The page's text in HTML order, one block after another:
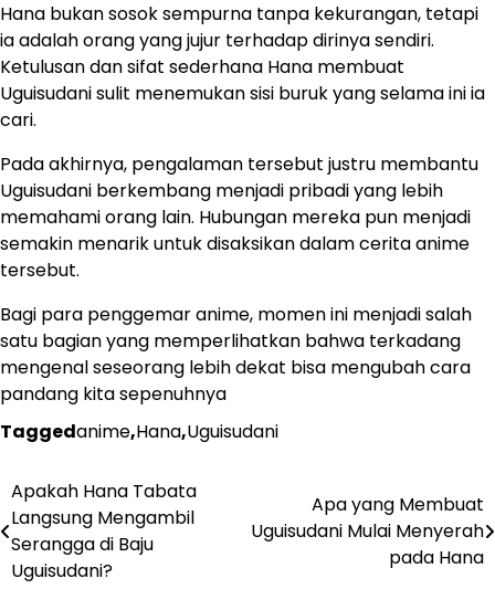
Hana bukan sosok sempurna tanpa kekurangan, tetapi
ia adalah orang yang jujur terhadap dirinya sendiri.
Ketulusan dan sifat sederhana Hana membuat
Uguisudani sulit menemukan sisi buruk yang selama ini ia
cari.
Pada akhirnya, pengalaman tersebut justru membantu
Uguisudani berkembang menjadi pribadi yang lebih
memahami orang lain. Hubungan mereka pun menjadi
semakin menarik untuk disaksikan dalam cerita anime
tersebut.
Bagi para penggemar anime, momen ini menjadi salah
satu bagian yang memperlihatkan bahwa terkadang
mengenal seseorang lebih dekat bisa mengubah cara
pandang kita sepenuhnya
Taggedanime,Hana,Uguisudani
Navigasi
pos
Apakah Hana Tabata
Langsung Mengambil
Serangga di Baju
Uguisudani?
Apa yang Membuat
Uguisudani Mulai Menyerah
pada Hana